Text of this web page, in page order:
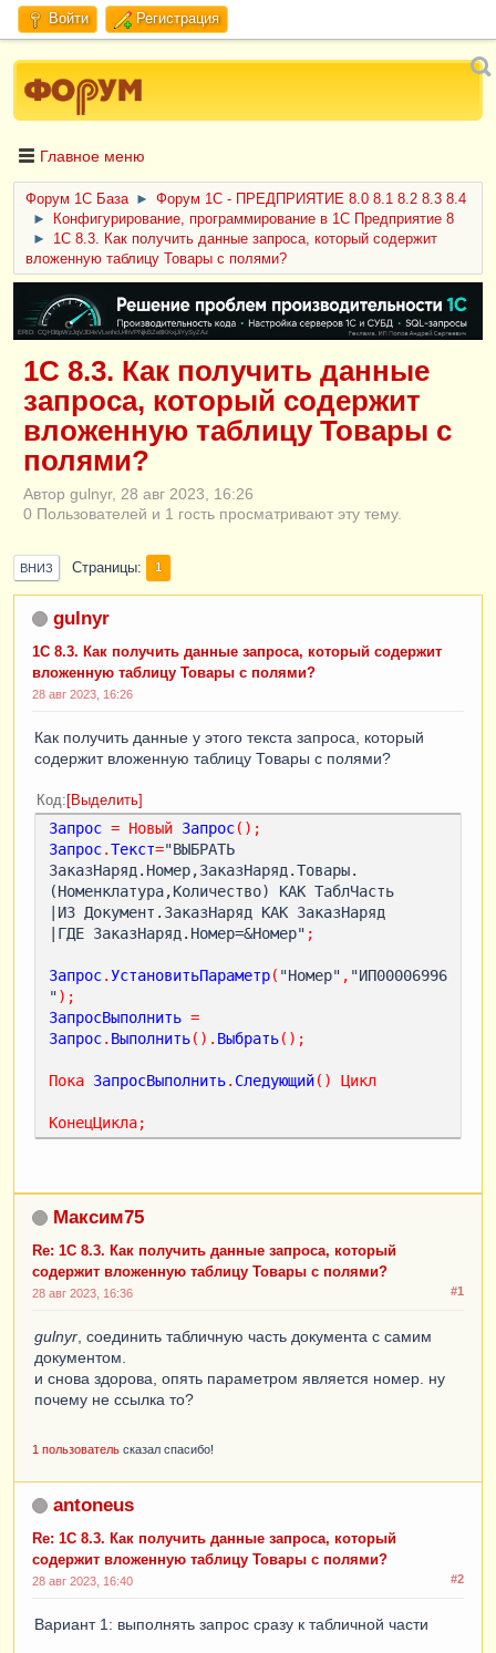
Войти Регистрация
Главное меню
Форум 1C База ►
Форум 1С - ПРЕДПРИЯТИЕ 8.0 8.1 8.2 8.3 8.4
►
Конфигурирование, программирование в 1С Предприятие 8
►
1С 8.3. Как получить данные запроса, который содержит
вложенную таблицу Товары с полями?
ERID: CQH36pWzJqVJD4xVLsnhcU4hVPNjkBZe8KKxjJiYySyZAz
1С 8.3. Как получить данные
запроса, который содержит
вложенную таблицу Товары с
полями?
Автор gulnyr, 28 авг 2023, 16:26
0 Пользователей и 1 гость просматривают эту тему.
ВНИЗ Страницы 1
gulnyr
1С 8.3. Как получить данные запроса, который содержит
вложенную таблицу Товары с полями?
28 авг 2023, 16:26
Как получить данные у этого текста запроса, который
содержит вложенную таблицу Товары с полями?
Код Выделить
Запрос = Новый Запрос();
Запрос.Текст="ВЫБРАТЬ
ЗаказНаряд.Номер,ЗаказНаряд.Товары.
(Номенклатура,Количество) КАК ТаблЧасть
|ИЗ Документ.ЗаказНаряд КАК ЗаказНаряд
|ГДЕ ЗаказНаряд.Номер=&Номер" ;
Запрос.УстановитьПараметр( "Номер" , "ИП00006996
");
ЗапросВыполнить =
Запрос. Выполнить(). Выбрать();
Пока ЗапросВыполнить. Следующий() Цикл
КонецЦикла;
Максим75
Re: 1С 8.3. Как получить данные запроса, который
содержит вложенную таблицу Товары с полями?
#1
28 авг 2023, 16:36
gulnyr , соединить табличную часть документа с самим
документом.
и снова здорова, опять параметром является номер. ну
почему не ссылка то?
1 пользователь сказал спасибо!
antoneus
Re: 1С 8.3. Как получить данные запроса, который
содержит вложенную таблицу Товары с полями?
#2
28 авг 2023, 16:40
Вариант 1: выполнять запрос сразу к табличной части